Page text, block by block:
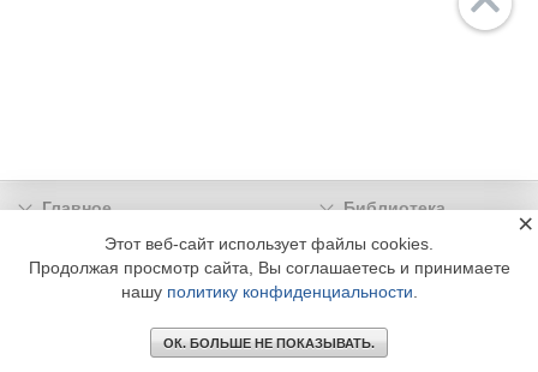
Главное
Библиотека
Подписка
Реклама
Информация
© 2002 - 2026 OOO Издательский дом «МЕДИА ТЕХНОЛОДЖИ» +7 (495) 665-00-
Этот веб-сайт использует файлы cookies.
Продолжая просмотр сайта, Вы соглашаетесь и принимаете
нашу политику конфиденциальности
ОК. БОЛЬШЕ НЕ ПОКАЗЫВАТЬ.
×